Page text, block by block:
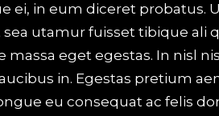
ei, in eum diceret probatus.
utamur fuisset tibique ali
eget egestas. In nisl
in. Egestas pretium
eu consequat ac felis